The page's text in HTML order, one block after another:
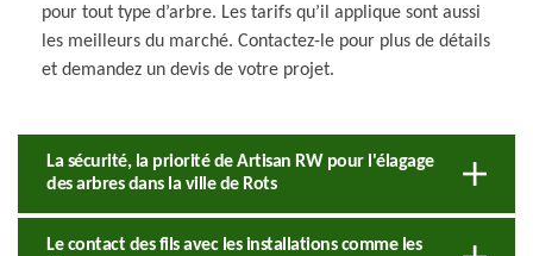
pour tout type d’arbre. Les tarifs qu’il applique sont aussi
les meilleurs du marché. Contactez-le pour plus de détails
et demandez un devis de votre projet.
La sécurité, la priorité de Artisan RW pour l'élagage
des arbres dans la ville de Rots
Le contact des fils avec les installations comme les